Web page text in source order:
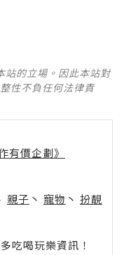
站的立場。因此本站對
性不負任何法律責
有價企劃》
親子 丶 寵物 丶 扮靚
吃喝玩樂資訊！